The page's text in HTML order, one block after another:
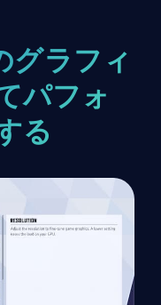
ラフィ
パフォ
る